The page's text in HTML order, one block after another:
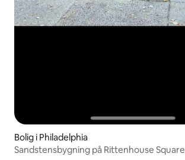
Bolig i Philadelphia
Sandstensbygning på Rittenhouse Square